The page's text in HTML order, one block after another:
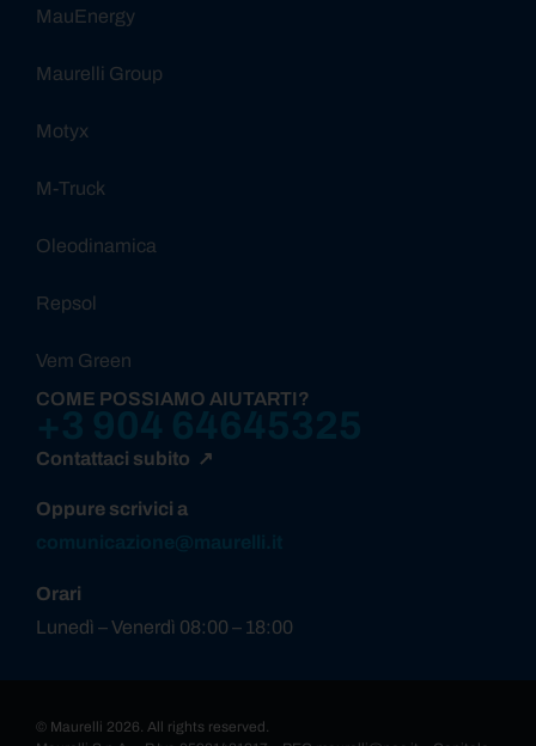
MauEnergy
Maurelli Group
Motyx
M-Truck
Oleodinamica
Repsol
Vem Green
COME POSSIAMO AIUTARTI?
Contattaci subito ↗
Oppure scrivici a
Orari
Lunedì – Venerdì 08:00 – 18:00
© Maurelli 2026. All rights reserved.